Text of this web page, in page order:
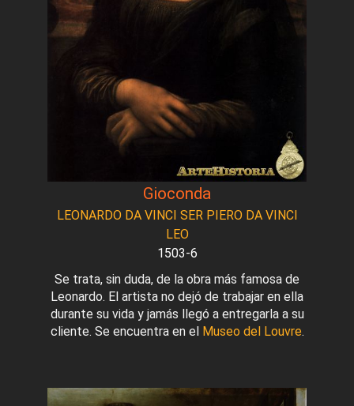
Gioconda
LEONARDO DA VINCI SER PIERO DA VINCI
LEO
1503-6
Se trata, sin duda, de la obra más famosa de
Leonardo. El artista no dejó de trabajar en ella
durante su vida y jamás llegó a entregarla a su
cliente. Se encuentra en el Museo del Louvre.